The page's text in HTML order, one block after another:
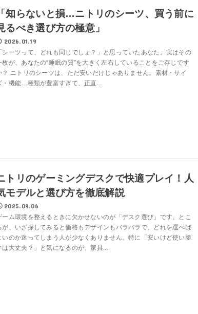
知らないと損…ニトリのシーツ、買う前に
るべき選び方の極意」
2026.01.19
シーツって、どれも同じでしょ？」と思っていたあなた。実はその
枚が、あなたの“睡眠の質”を大きく左右していることをご存じです
？ ニトリのシーツは、ただ安いだけじゃありません。素材・サイ
・機能…種類が豊富すぎて、正直...
トリのゲーミングデスクで快適プレイ！人
モデルと選び方を徹底解説
2025.09.06
ーム環境を整えるときに欠かせないのが「デスク選び」です。とこ
が、いざ探してみると価格もデザインもバラバラで、どれを選べば
いのか迷ってしまう人が少なくありません。特に「安いけど使い勝
は大丈夫？」と気になるのが、家具...